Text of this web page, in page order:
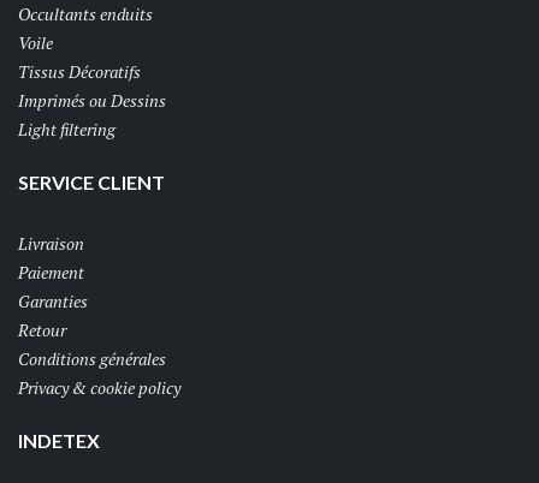
Occultants enduits
Voile
Tissus Décoratifs
Imprimés ou Dessins
Light filtering
SERVICE CLIENT
Livraison
Paiement
Garanties
Retour
Conditions générales
Privacy & cookie policy
INDETEX